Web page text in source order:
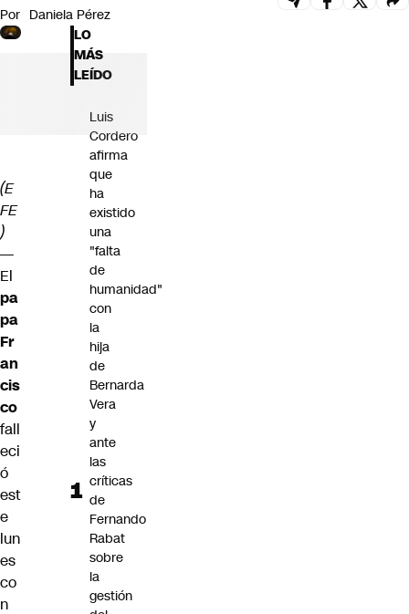
Por Daniela Pérez
(E
FE
)
—
El
pa
pa
Fr
an
cis
co
fall
eci
ó
est
e
lun
es
co
n
LO
MÁS
LEÍDO
Luis
Cordero
afirma
que
ha
existido
una
"falta
de
humanidad"
con
la
hija
de
Bernarda
Vera
y
ante
las
críticas
de
Fernando
Rabat
sobre
la
gestión